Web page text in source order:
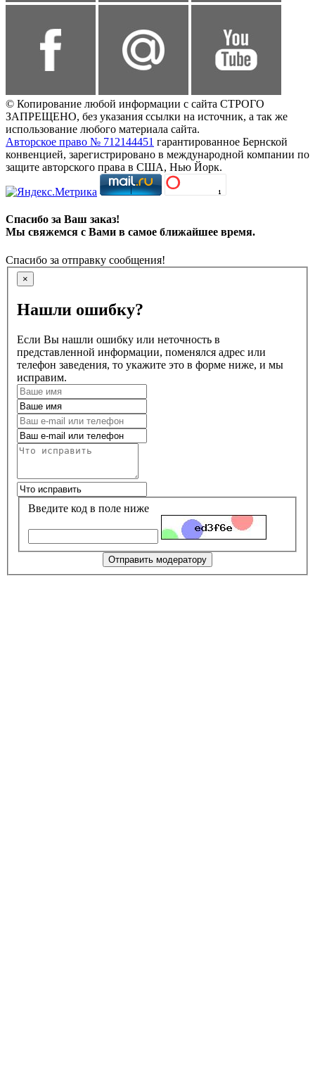
© Копирование любой информации с сайта СТРОГО
ЗАПРЕЩЕНО, без указания ссылки на источник, а так же
использование любого материала сайта.
Авторское право № 712144451 гарантированное Бернской
конвенцией, зарегистрировано в международной компании по
защите авторского права в США, Нью Йорк.
Спасибо за Ваш заказ!
Мы свяжемся с Вами в самое ближайшее время.
Спасибо за отправку сообщения!
×
Нашли ошибку?
Если Вы нашли ошибку или неточность в
представленной информации, поменялся адрес или
телефон заведения, то укажите это в форме ниже, и мы
исправим.
Введите код в поле ниже
Отправить модератору